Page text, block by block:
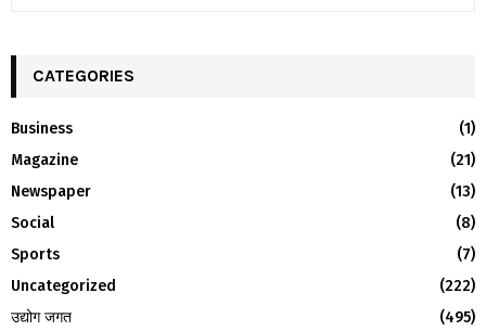
h
o
r
:
R
CATEGORIES
Business
(1)
Magazine
(21)
Newspaper
(13)
Social
(8)
Sports
(7)
Uncategorized
(222)
उद्योग जगत
(495)